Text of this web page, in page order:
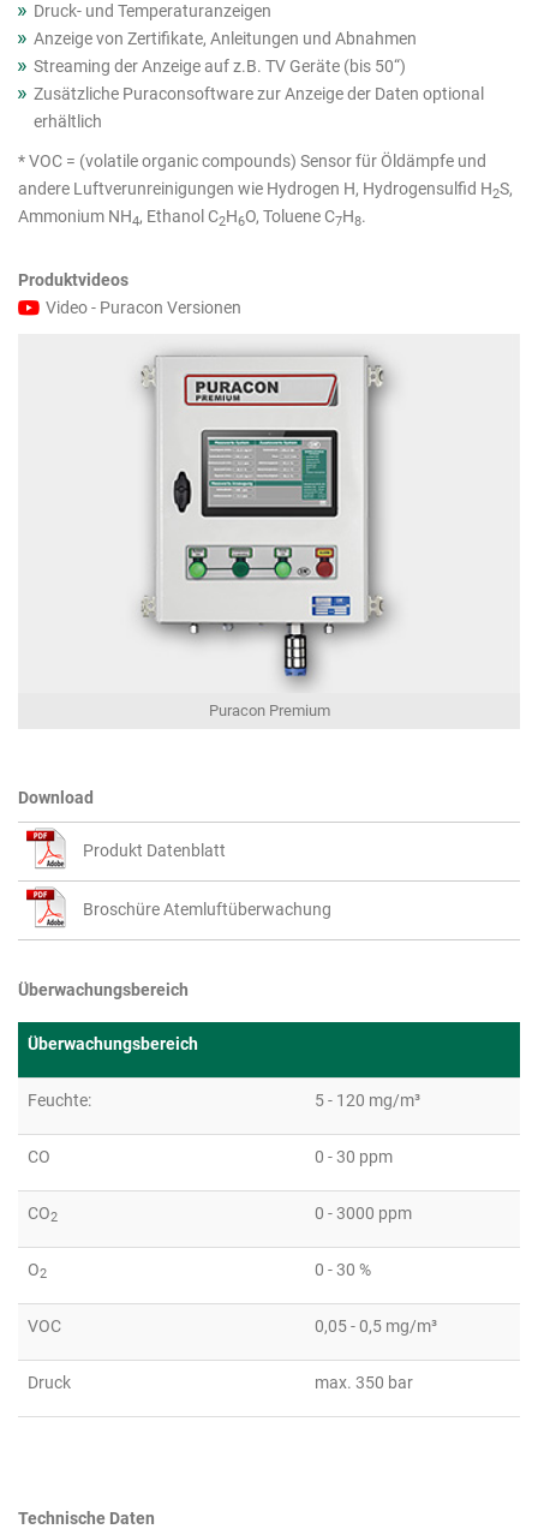
Druck- und Temperaturanzeigen
Anzeige von Zertifikate, Anleitungen und Abnahmen
Streaming der Anzeige auf z.B. TV Geräte (bis 50“)
Zusätzliche Puraconsoftware zur Anzeige der Daten optional
erhältlich
* VOC = (volatile organic compounds) Sensor für Öldämpfe und
andere Luftverunreinigungen wie Hydrogen H, Hydrogensulfid H2S,
Ammonium NH4, Ethanol C2H6O, Toluene C7H8.
Produktvideos
Video - Puracon Versionen
Puracon Premium
Download
Produkt Datenblatt
Broschüre Atemluftüberwachung
Überwachungsbereich
Überwachungsbereich
Feuchte: 5 - 120 mg/m³
CO 0 - 30 ppm
CO2 0 - 3000 ppm
O2 0 - 30 %
VOC 0,05 - 0,5 mg/m³
Druck max. 350 bar
Technische Daten